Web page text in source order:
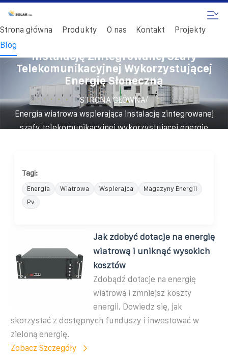
Strona główna Produkty O nas Kontakt
Projekty
Blog
Instalację Zintegrowanej Szafy
Telekomunikacyjnej Wykorzystującej
Energię Słoneczną
STRONA GŁÓWNA/
Energia wiatrowa wspierająca instalację zintegrowanej
szafy telekomunikacyjnej wykorzystującej energię
Tagi:
Energia Wiatrowa Wspierajca
Magazyny Energii
Pv
Jak zdobyć dotacje na energię
wiatrową i uniknąć wysokich
kosztów
Zdobądź dotacje na energię
wiatrową i zmniejsz koszty
energii. Dowiedz się, jak
skorzystać z dostępnych funduszy i inwestować w
zieloną energię.
Zobacz Szczegóły